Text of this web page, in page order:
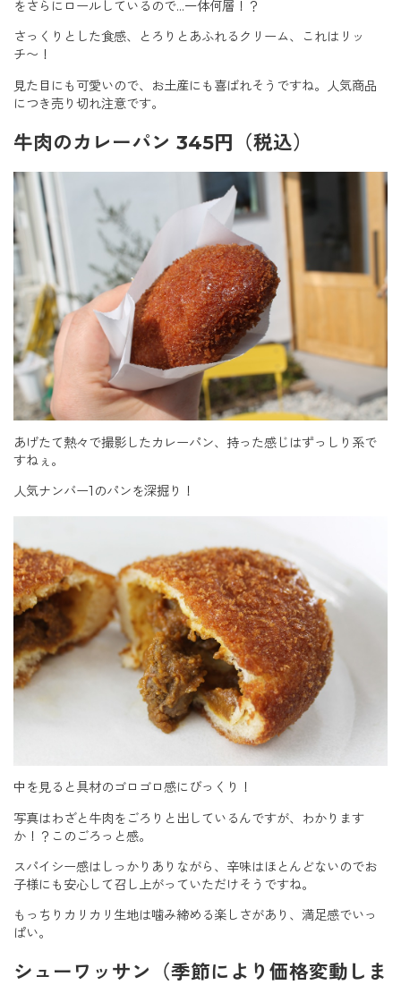
をさらにロールしているので…一体何層！？
さっくりとした食感、とろりとあふれるクリーム、これはリッ
チ〜！
見た目にも可愛いので、お土産にも喜ばれそうですね。人気商品
につき売り切れ注意です。
牛肉のカレーパン 345円（税込）
あげたて熱々で撮影したカレーパン、持った感じはずっしり系で
すねぇ。
人気ナンバー1のパンを深掘り！
中を見ると具材のゴロゴロ感にびっくり！
写真はわざと牛肉をごろりと出しているんですが、わかります
か！？このごろっと感。
スパイシー感はしっかりありながら、辛味はほとんどないのでお
子様にも安心して召し上がっていただけそうですね。
もっちりカリカリ生地は噛み締める楽しさがあり、満足感でいっ
ぱい。
シューワッサン（季節により価格変動しま